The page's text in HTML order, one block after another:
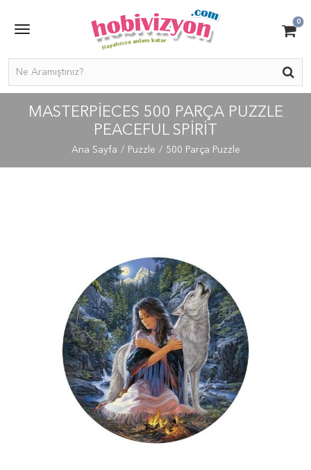
0
MASTERPIECES 500 PARÇA PUZZLE
PEACEFUL SPIRIT
Ana Sayfa Puzzle 500 Parça Puzzle